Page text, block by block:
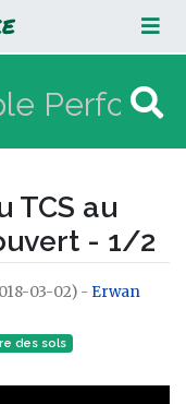
au Semis
2
TCS au
- 1/2
03-02) - Erwan
des sols